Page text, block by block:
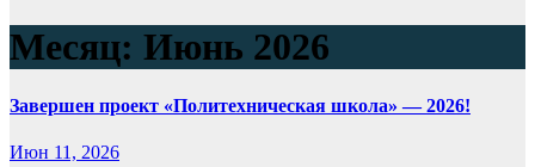
Месяц: Июнь 2026
Завершен проект «Политехническая школа» — 2026!
Июн 11, 2026